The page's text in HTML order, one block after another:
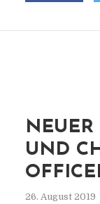
UND
26. August 2019